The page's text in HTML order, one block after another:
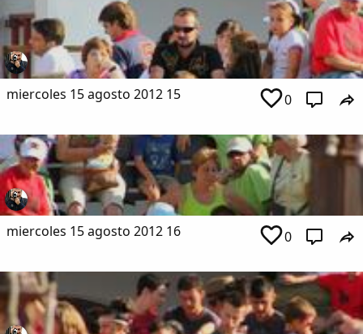
miercoles 15 agosto 2012 15 0
miercoles 15 agosto 2012 16 0